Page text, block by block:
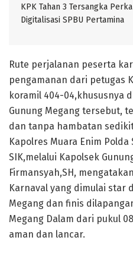
KPK Tahan 3 Tersangka
Digitalisasi SPBU Pertamina
Rute perjalanan peserta
pengamanan dari petugas
koramil 404-04,khususnya
Gunung Megang tersebut,
dan tanpa hambatan
Kapolres Muara Enim Polda
SIK,melalui Kapolsek
Firmansyah,SH,
Karnaval yang dimulai star
Megang dan finis
Megang Dalam dari pukul
aman dan lancar.